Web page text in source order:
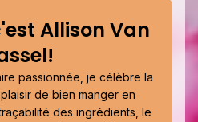
Allison Van
passionnée, je célèbre la
de bien manger en
des ingrédients, le